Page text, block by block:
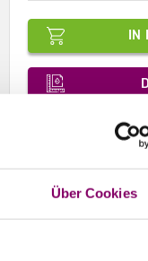
Über Cookies